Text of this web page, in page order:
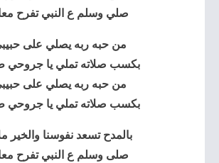
صلي وسلم ع النبي تفرح
من حبه ربه يصلي على
بكسب صلاته تملي يا جروحي
من حبه ربه يصلي على
بكسب صلاته تملي يا جروحي
بالمدح تسعد نفوسنا والخير
صلى وسلم ع النبي تفرح